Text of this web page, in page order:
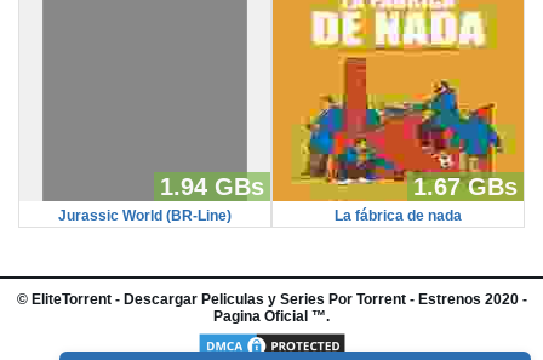
1.94 GBs
Jurassic World (BR-Line)
1.67 GBs
La fábrica de nada
© EliteTorrent- Descargar Peliculas y Series Por Torrent - Estrenos 2020 -
Pagina Oficial ™.